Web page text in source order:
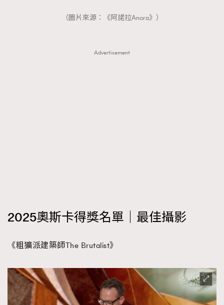
（圖片來源：《阿諾拉Anora》）
Advertisement
2025奧斯卡得獎名單｜最佳攝影
《粗獷派建築師The Brutalist》